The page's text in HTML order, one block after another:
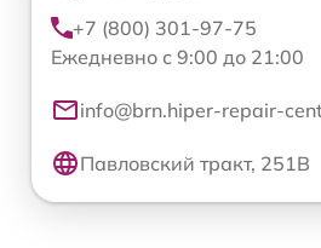
+7 (800) 301-97-75
Ежедневно с 9:00 до 21:00
info@brn.hiper-repair-
Павловский тракт, 251В